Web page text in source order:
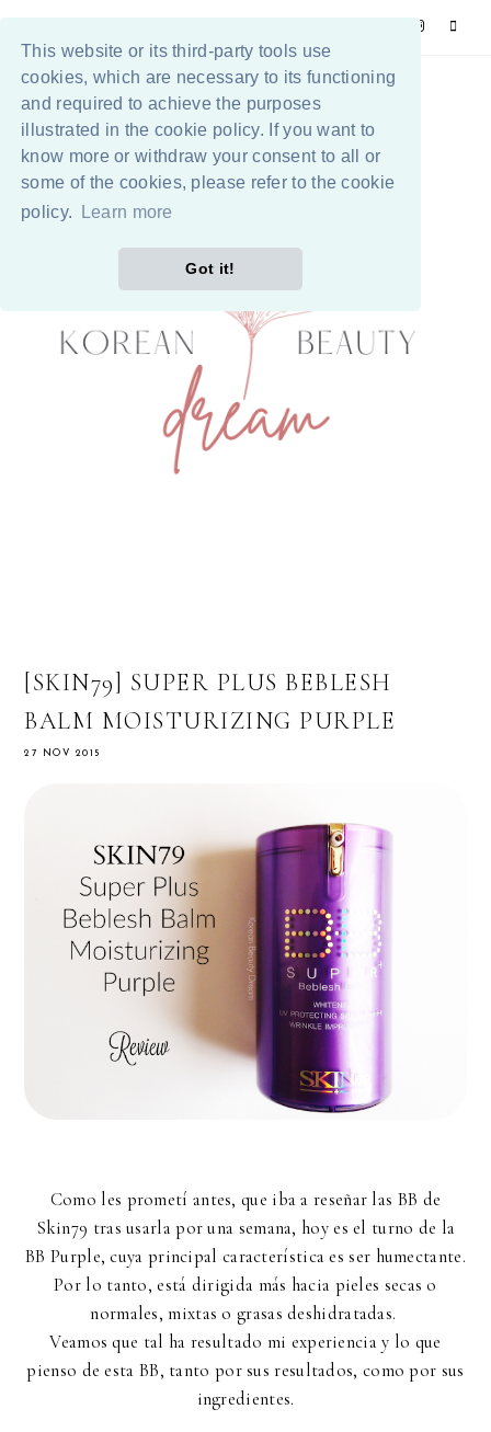
This website or its third-party tools use
cookies, which are necessary to its functioning
and required to achieve the purposes
illustrated in the cookie policy. If you want to
know more or withdraw your consent to all or
some of the cookies, please refer to the cookie
policy.
Learn more
Got it!
[SKIN79] SUPER PLUS BEBLESH
BALM MOISTURIZING PURPLE
27 NOV 2015
Como les prometí antes, que iba a reseñar las BB de
Skin79 tras usarla por una semana, hoy es el turno de la
BB Purple, cuya principal característica es ser humectante.
Por lo tanto, está dirigida más hacia pieles secas o
normales, mixtas o grasas deshidratadas.
Veamos que tal ha resultado mi experiencia y lo que
pienso de esta BB, tanto por sus resultados, como por sus
ingredientes.